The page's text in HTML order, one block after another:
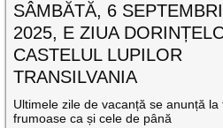
SÂMBĂTĂ, 6
2025, E ZIUA
CASTELUL LUPILOR
TRANSILVANIA
Ultimele zile de vacanță se anunță la
frumoase ca și cele de până